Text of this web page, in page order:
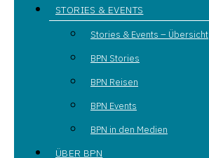
STORIES & EVENTS
Stories & Events – Übersicht
BPN Stories
BPN Reisen
BPN Events
BPN in den Medien
ÜBER BPN